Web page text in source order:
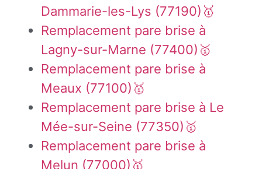
Dammarie-les-Lys (77190)🥇
Remplacement pare brise à
Lagny-sur-Marne (77400)🥇
Remplacement pare brise à
Meaux (77100)🥇
Remplacement pare brise à Le
Mée-sur-Seine (77350)🥇
Remplacement pare brise à
Melun (77000)🥇